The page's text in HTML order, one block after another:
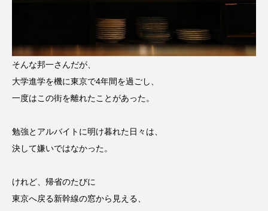
そんな邦一さんだが、
大学進学を機に東京で4年間を過ごし、
一度はこの街を離れたことがあった。
勉強とアルバイトに明け暮れた日々は、
決して嫌いではなかった。
けれど、帰省のたびに
東京へ戻る新幹線の窓から見える、